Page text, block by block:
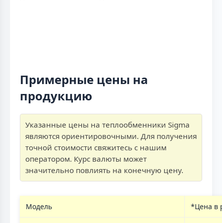
Примерные цены на
продукцию
Указанные цены на теплообменники Sigma
являются ориентировочными. Для получения
точной стоимости свяжитесь с нашим
оператором. Курс валюты может
значительно повлиять на конечную цену.
Модель *Цена в